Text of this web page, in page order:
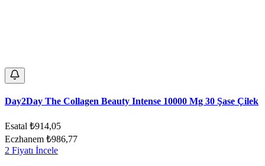
Day2Day The Collagen Beauty Intense 10000 Mg 30 Şase Çilek
Esatal ₺914,05
Eczhanem ₺986,77
2 Fiyatı İncele